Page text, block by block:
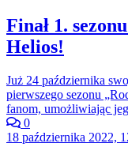
Finał 1.
Helios!
Już 24 października
pierwszego sezonu
fanom, umożliwiając
0
18 października 2022,